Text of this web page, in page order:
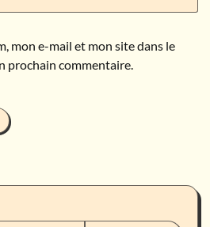
mon e-mail et mon site dans le
prochain commentaire.